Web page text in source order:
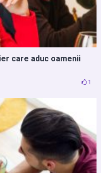
care aduc oamenii
1